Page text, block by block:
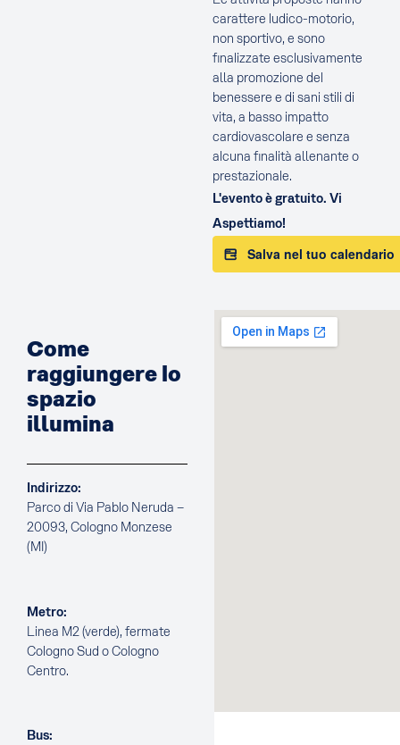
carattere ludico-motorio,
non sportivo, e sono
finalizzate esclusivamente
alla promozione del
benessere e di sani stili di
vita, a basso impatto
cardiovascolare e senza
alcuna finalità allenante o
prestazionale.
L'evento è gratuito. Vi
Aspettiamo!
Salva nel tuo calendario
Come
raggiungere lo
spazio
illumina
Indirizzo:
Parco di Via Pablo Neruda –
20093, Cologno Monzese
(MI)
Metro:
Linea M2 (verde), fermate
Cologno Sud o Cologno
Centro.
Bus: